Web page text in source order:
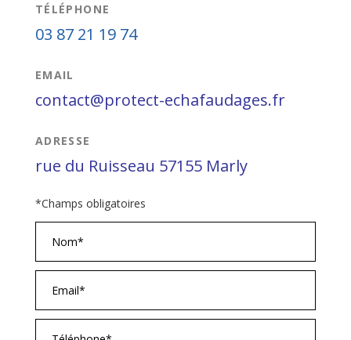
TÉLÉPHONE
03 87 21 19 74
EMAIL
contact@protect-echafaudages.fr
ADRESSE
rue du Ruisseau 57155 Marly
*Champs obligatoires